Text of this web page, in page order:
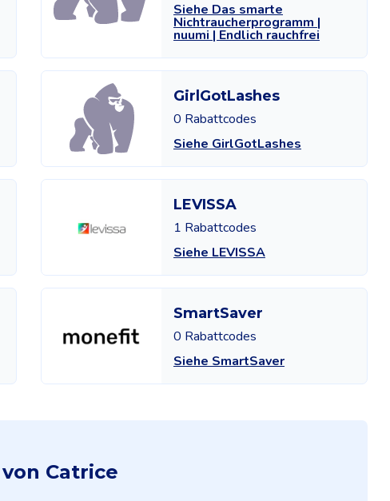
Siehe Das smarte
Nichtraucherprogramm |
nuumi | Endlich rauchfrei
GirlGotLashes
0 Rabattcodes
Siehe GirlGotLashes
LEVISSA
1 Rabattcodes
Siehe LEVISSA
SmartSaver
0 Rabattcodes
Siehe SmartSaver
Catrice